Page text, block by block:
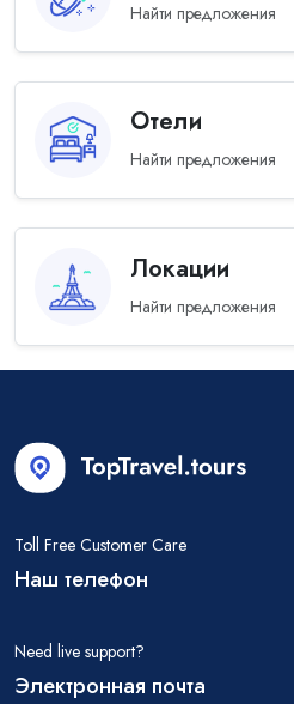
Найти предложения
Отели
Найти предложения
Локации
Найти предложения
Toll Free Customer Care
Наш телефон
Need live support?
Электронная почта